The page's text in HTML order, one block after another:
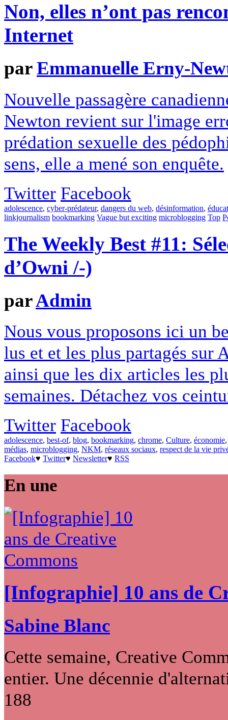
Non, elles n’ont pas
Internet
parEmmanuelle Erny-
Nouvelle passagère
Newton revient sur l'image
prédation sexuelle des
sens, elle a mené son enquête.
Twitter Facebook
adolescence, cyber-prédateur, dangers du web, désinformation,
linkjournalism bookmarking Vague but exciting microblogging Top
The Weekly Best #11:
d’Owni /-)
parAdmin
Nous vous proposons ici un
lus et et les plus partagés sur
ainsi que les dix articles les
semaines. Détachez vos
Twitter Facebook
adolescence, best-of, blog, bookmarking, chrome, Culture, économie
médias, microblogging, NKM, réseaux sociaux, respect de la vie
Facebook♥ Twitter♥ Newsletter♥ RSS
En une
[Infographie] 10 ans de
Sabine Blanc
Cette semaine, Creative
entier. Une décennie
188